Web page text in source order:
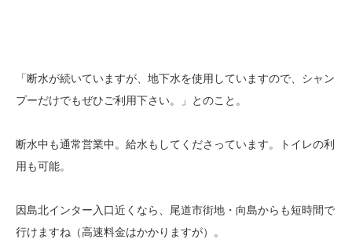
「断水が続いていますが、地下水を使用していますので、シャン
プーだけでもぜひご利用下さい。」とのこと。
断水中も通常営業中。給水もしてくださっています。トイレの利
用も可能。
因島北インター入口近くなら、尾道市街地・向島からも短時間で
行けますね（高速料金はかかりますが）。